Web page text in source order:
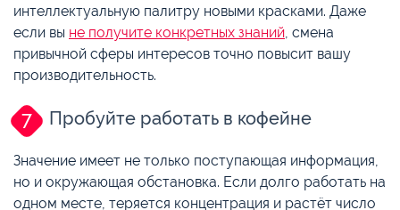
интеллектуальную палитру новыми красками. Даже
если вы не получите конкретных знаний, смена
привычной сферы интересов точно повысит вашу
производительность.
Пробуйте работать в кофейне
Значение имеет не только поступающая информация,
но и окружающая обстановка. Если долго работать на
одном месте, теряется концентрация и растёт число